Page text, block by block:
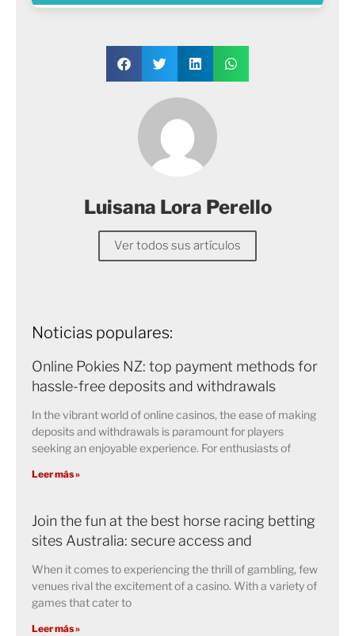
Luisana Lora Perello
Ver todos sus artículos
Noticias populares:
Online Pokies NZ: top payment methods for
hassle-free deposits and withdrawals
In the vibrant world of online casinos, the ease of making
deposits and withdrawals is paramount for players
seeking an enjoyable experience. For enthusiasts of
Leer más »
Join the fun at the best horse racing betting
sites Australia: secure access and
When it comes to experiencing the thrill of gambling, few
venues rival the excitement of a casino. With a variety of
games that cater to
Leer más »